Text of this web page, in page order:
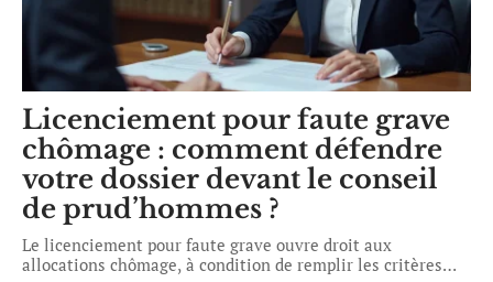
Licenciement pour faute grave
chômage : comment défendre
votre dossier devant le conseil
de prud’hommes ?
Le licenciement pour faute grave ouvre droit aux
allocations chômage, à condition de remplir les critères…